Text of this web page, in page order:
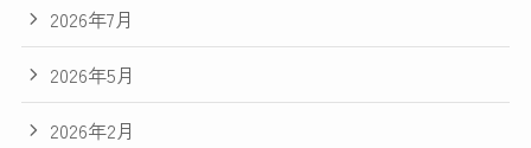
2026年7月
2026年5月
2026年2月